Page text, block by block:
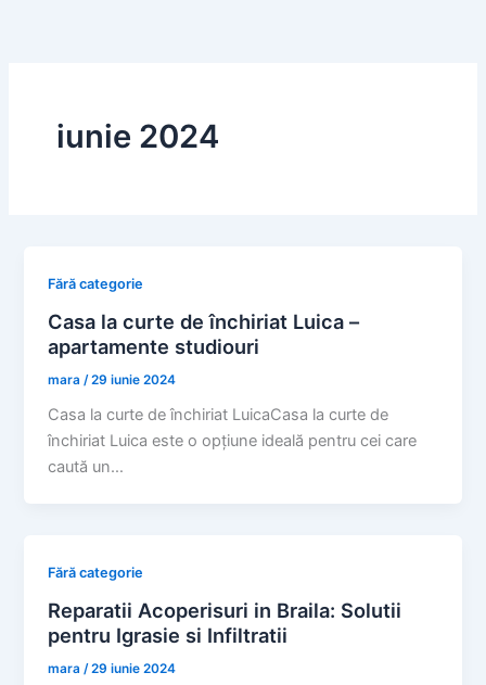
iunie 2024
Fără categorie
Casa la curte de închiriat Luica –
apartamente studiouri
mara /29 iunie 2024
Casa la curte de închiriat LuicaCasa la curte de
închiriat Luica este o opțiune ideală pentru cei care
caută un…
Fără categorie
Reparatii Acoperisuri in Braila: Solutii
pentru Igrasie si Infiltratii
mara/29 iunie 2024